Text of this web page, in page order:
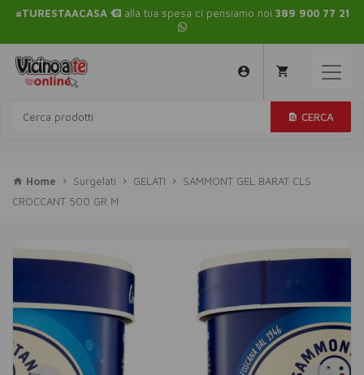
#TURESTAACASA alla tua spesa ci pensiamo noi 389 900 77 21
CERCA
Home Surgelati GELATI
SAMMONT GEL BARAT CLS
CROCCANT 500 GR M